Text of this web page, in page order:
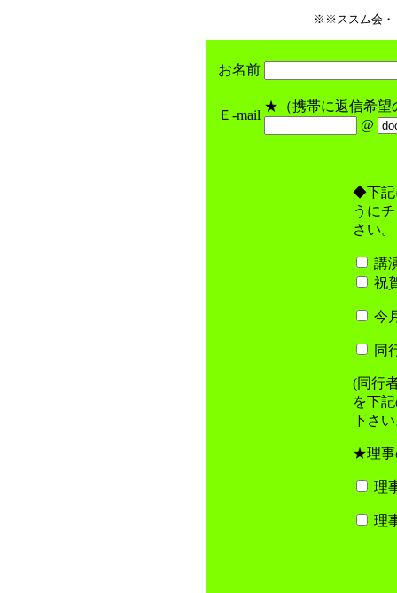
※※ススム会・
お名前
Ｅ-mail
★（携帯に返信希望
@
◆下記
うに
さい。
講
祝
今
同
(同行
を下
下さ
★理事
理
理